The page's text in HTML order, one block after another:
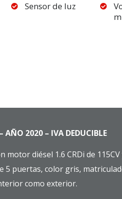
Sensor de luz
2020 – IVA DEDUCIBLE
diésel 1.6 CRDi de
5 puertas, color gris,
como exterior.